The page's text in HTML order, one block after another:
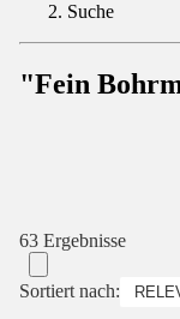
Suche
"Fein
63 Ergebnisse
Sortiert nach: